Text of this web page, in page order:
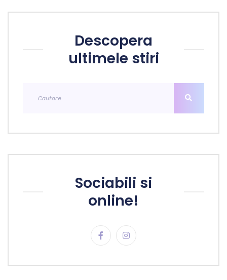
Descopera
ultimele stiri
Sociabili si
online!